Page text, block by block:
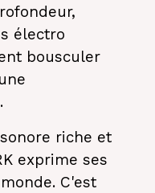
électro
bousculer
riche et
exprime ses
C'est